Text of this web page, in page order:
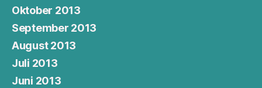
Oktober 2013
September 2013
August 2013
Juli 2013
Juni 2013